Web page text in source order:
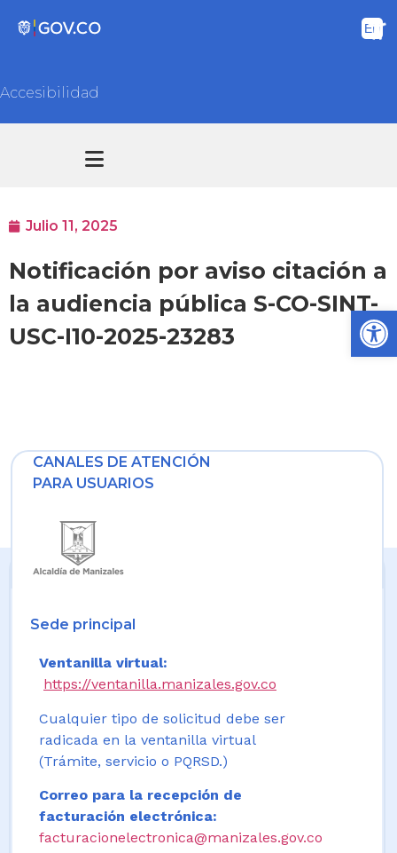
Accesibilidad
Julio 11, 2025
Notificación por aviso citación a
la audiencia pública S-CO-SINT-
USC-I10-2025-23283
CANALES DE ATENCIÓN
PARA USUARIOS
Sede principal
Ventanilla virtual:
https://ventanilla.manizales.gov.co
Cualquier tipo de solicitud debe ser
radicada en la ventanilla virtual
(Trámite, servicio o PQRSD.)
Correo para la recepción de
facturación electrónica:
facturacionelectronica@manizales.gov.co